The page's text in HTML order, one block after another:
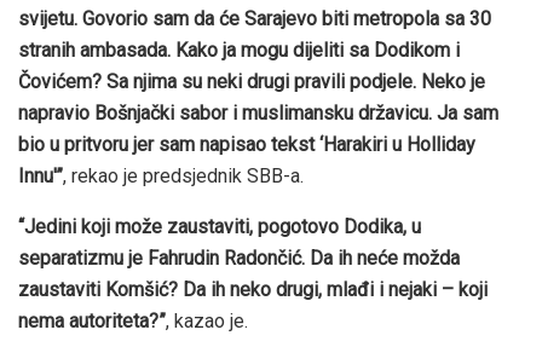
svijetu. Govorio sam da će Sarajevo biti metropola sa 30
stranih ambasada. Kako ja mogu dijeliti sa Dodikom i
Čovićem? Sa njima su neki drugi pravili podjele. Neko je
napravio Bošnjački sabor i muslimansku državicu. Ja sam
bio u pritvoru jer sam napisao tekst ‘Harakiri u Holliday
Innu'”, rekao je predsjednik SBB-a.
“Jedini koji može zaustaviti, pogotovo Dodika, u
separatizmu je Fahrudin Radončić. Da ih neće možda
zaustaviti Komšić? Da ih neko drugi, mlađi i nejaki – koji
nema autoriteta?”, kazao je.